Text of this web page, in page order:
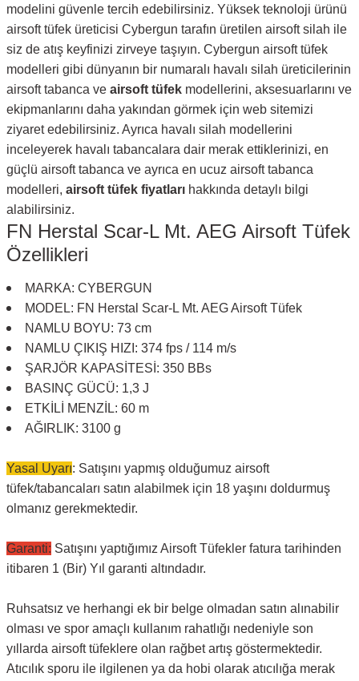
modelini güvenle tercih edebilirsiniz. Yüksek teknoloji ürünü
airsoft tüfek üreticisi Cybergun tarafın üretilen airsoft silah ile
siz de atış keyfinizi zirveye taşıyın. Cybergun airsoft tüfek
modelleri gibi dünyanın bir numaralı havalı silah üreticilerinin
airsoft tabanca ve airsoft tüfek modellerini, aksesuarlarını ve
ekipmanlarını daha yakından görmek için web sitemizi
ziyaret edebilirsiniz. Ayrıca havalı silah modellerini
inceleyerek havalı tabancalara dair merak ettiklerinizi, en
güçlü airsoft tabanca ve ayrıca en ucuz airsoft tabanca
modelleri, airsoft tüfek fiyatları hakkında detaylı bilgi
alabilirsiniz.
FN Herstal Scar-L Mt. AEG Airsoft Tüfek
Özellikleri
MARKA: CYBERGUN
MODEL: FN Herstal Scar-L Mt. AEG Airsoft Tüfek
NAMLU BOYU: 73 cm
NAMLU ÇIKIŞ HIZI: 374 fps / 114 m/s
ŞARJÖR KAPASİTESİ: 350 BBs
BASINÇ GÜCÜ: 1,3 J
ETKİLİ MENZİL: 60 m
AĞIRLIK: 3100 g
Yasal Uyarı: Satışını yapmış olduğumuz airsoft
tüfek/tabancaları satın alabilmek için 18 yaşını doldurmuş
olmanız gerekmektedir.
Garanti: Satışını yaptığımız Airsoft Tüfekler fatura tarihinden
itibaren 1 (Bir) Yıl garanti altındadır.
Ruhsatsız ve herhangi ek bir belge olmadan satın alınabilir
olması ve spor amaçlı kullanım rahatlığı nedeniyle son
yıllarda airsoft tüfeklere olan rağbet artış göstermektedir.
Atıcılık sporu ile ilgilenen ya da hobi olarak atıcılığa merak